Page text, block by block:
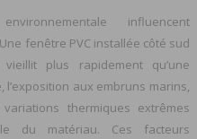
influencent
fenêtre PVC installée côté sud
plus rapidement qu’une
aux embruns marins,
thermiques extrêmes
du matériau. Ces facteurs